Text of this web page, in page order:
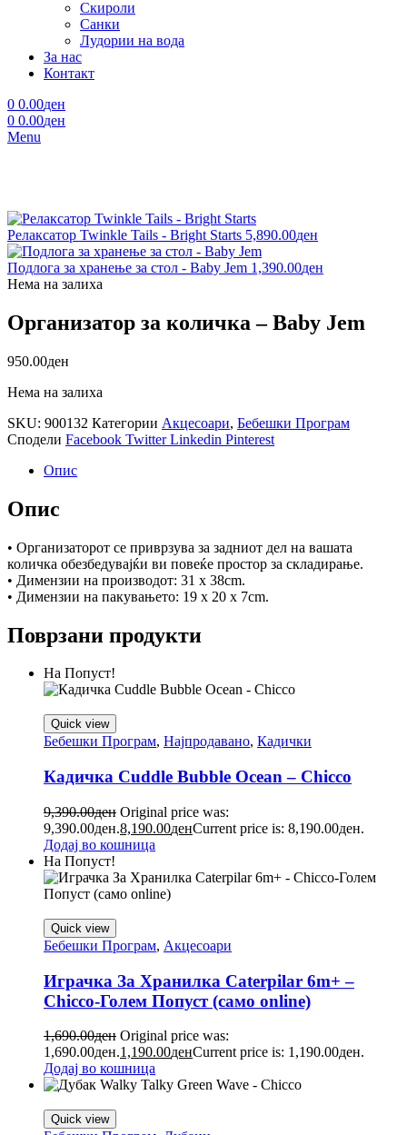
Скироли
Санки
Лудории на вода
За нас
Контакт
0 0.00ден
0 0.00ден
Menu
Релаксатор Twinkle Tails - Bright Starts 5,890.00ден
Подлога за хранење за стол - Baby Jem 1,390.00ден
Нема на залиха
Организатор за количка – Baby Jem
950.00ден
Нема на залиха
SKU: 900132 Категории Акцесоари, Бебешки Програм
Сподели Facebook Twitter Linkedin Pinterest
Опис
Опис
• Организаторот се приврзува за задниот дел на вашата
количка обезбедувајќи ви повеќе простор за складирање.
• Димензии на производот: 31 x 38cm.
• Димензии на пакувањето: 19 x 20 x 7cm.
Поврзани продукти
На Попуст!
Quick view
Бебешки Програм, Најпродавано, Кадички
Кадичка Cuddle Bubble Ocean – Chicco
9,390.00ден Original price was:
9,390.00ден.8,190.00денCurrent price is: 8,190.00ден.
Додај во кошница
На Попуст!
Quick view
Бебешки Програм, Акцесоари
Играчка За Хранилка Caterpilar 6m+ –
Chicco-Голем Попуст (само online)
1,690.00ден Original price was:
1,690.00ден.1,190.00денCurrent price is: 1,190.00ден.
Додај во кошница
Quick view